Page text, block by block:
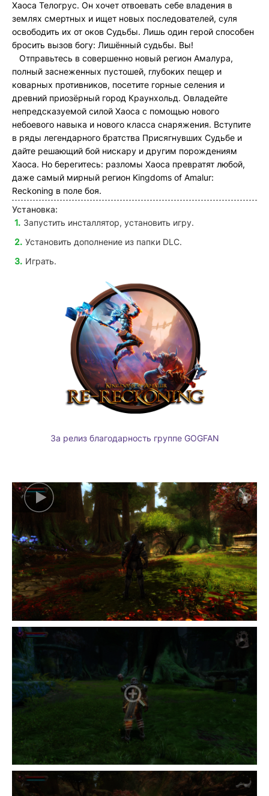
Хаоса Телогрус. Он хочет отвоевать себе владения в
землях смертных и ищет новых последователей, суля
освободить их от оков Судьбы. Лишь один герой способен
бросить вызов богу: Лишённый судьбы. Вы!
Отправьтесь в совершенно новый регион Амалура,
полный заснеженных пустошей, глубоких пещер и
коварных противников, посетите горные селения и
древний приозёрный город Краунхольд. Овладейте
непредсказуемой силой Хаоса с помощью нового
небоевого навыка и нового класса снаряжения. Вступите
в ряды легендарного братства Присягнувших Судьбе и
дайте решающий бой нискару и другим порождениям
Хаоса. Но берегитесь: разломы Хаоса превратят любой,
даже самый мирный регион Kingdoms of Amalur:
Reckoning в поле боя.
Установка:
Запустить инсталлятор, установить игру.
Установить дополнение из папки DLC.
Играть.
За релиз благодарность группе GOGFAN